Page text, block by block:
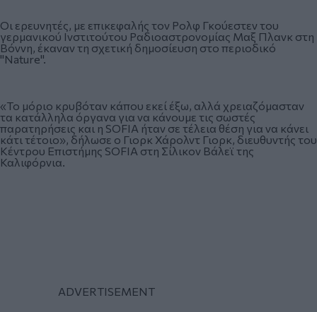
Οι ερευνητές, με επικεφαλής τον Ρολφ Γκούεστεν του
γερμανικού Ινστιτούτου Ραδιοαστρονομίας Μαξ Πλανκ στη
Βόννη, έκαναν τη σχετική δημοσίευση στο περιοδικό
"Nature".
«Το μόριο κρυβόταν κάπου εκεί έξω, αλλά χρειαζόμασταν
τα κατάλληλα όργανα για να κάνουμε τις σωστές
παρατηρήσεις και η SOFIA ήταν σε τέλεια θέση για να κάνει
κάτι τέτοιο», δήλωσε ο Γιορκ Χάρολντ Γιορκ, διευθυντής του
Κέντρου Επιστήμης SOFIA στη Σίλικον Βάλεϊ της
Καλιφόρνια.